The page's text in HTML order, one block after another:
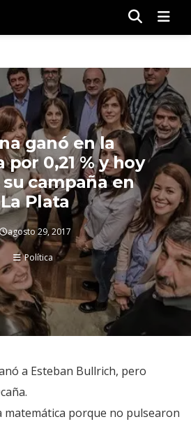
ganó en la
por 0,21 % y hoy
campaña en
La Plata
agosto 29, 2017
Política
a Esteban Bullrich, pero
matemática porque no pulsearon